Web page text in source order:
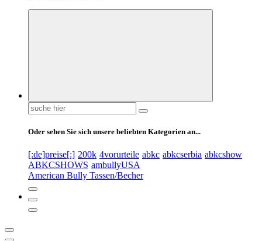
Suchen
nach:
Oder sehen Sie sich unsere beliebten Kategorien an...
[:de]preise[:] 200k 4vorurteile abkc abkcserbia abkcshow
ABKCSHOWS ambullyUSA
American Bully Tassen/Becher